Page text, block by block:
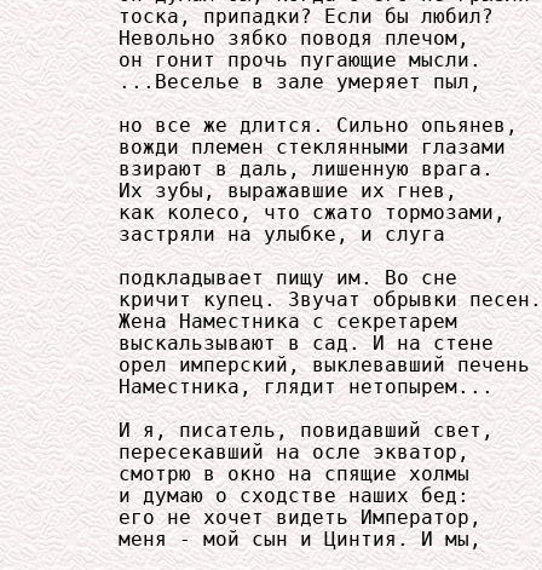
     тоска, припадки? Если бы любил?
     Невольно зябко поводя плечом,
     он гонит прочь пугающие мысли.
     ...Веселье в зале умеряет пыл,
     но все же длится. Сильно опьянев,
     вожди племен стеклянными глазами
     взирают в даль, лишенную врага.
     Их зубы, выражавшие их гнев,
     как колесо, что сжато тормозами,
     застряли на улыбке, и слуга
     подкладывает пищу им. Во сне
     кричит купец. Звучат обрывки песен.
     Жена Наместника с секретарем
     выскальзывают в сад. И на стене
     орел имперский, выклевавший печень
     Наместника, глядит нетопырем...
     И я, писатель, повидавший свет,
     пересекавший на осле экватор,
     смотрю в окно на спящие холмы
     и думаю о сходстве наших бед:
     его не хочет видеть Император,
     меня - мой сын и Цинтия. И мы,